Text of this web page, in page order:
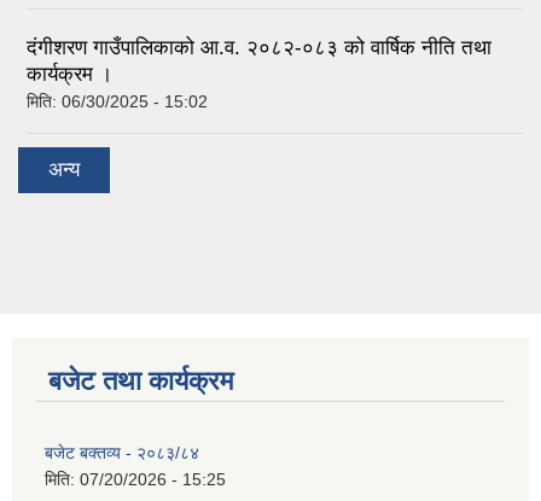
दंगीशरण गाउँपालिकाको आ.व. २०८२-०८३ को वार्षिक नीति तथा
कार्यक्रम ।
मिति: 06/30/2025 - 15:02
अन्य
बजेट तथा कार्यक्रम
बजेट बक्तव्य - २०८३/८४
मिति: 07/20/2026 - 15:25